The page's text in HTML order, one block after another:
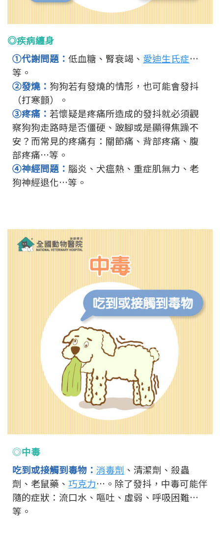
◎疾病纏身
①代謝問題： 低血糖、腎衰竭、 愛迪生氏症…
等。
②發燒： 狗狗若有發燒的情形，也可能會發抖
（打寒顫）。
③疼痛： 若懷疑是疼痛所造成的發抖就必須觀
察狗狗走路時是否僵硬、跛腳或是顯得焦躁不
安？而常見的疼痛有：關節痛、背部疼痛、腹
部疼痛…等。
④神經問題： 腦炎、犬瘟熱、重症肌無力、老
狗神經退化…等。
◎中毒
吃到或接觸到毒物： 消毒劑 、清潔劑、殺蟲
劑、老鼠藥、 巧克力…。除了發抖，中毒可能伴
隨的症狀：流口水、嘔吐、虛弱、呼吸困難…
等。